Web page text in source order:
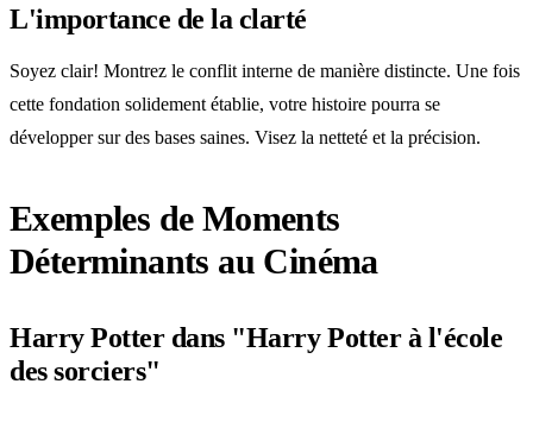
L'importance de la clarté
Soyez clair! Montrez le conflit interne de manière distincte. Une fois
cette fondation solidement établie, votre histoire pourra se
développer sur des bases saines. Visez la netteté et la précision.
Exemples de Moments
Déterminants au Cinéma
Harry Potter dans "Harry Potter à l'école
des sorciers"